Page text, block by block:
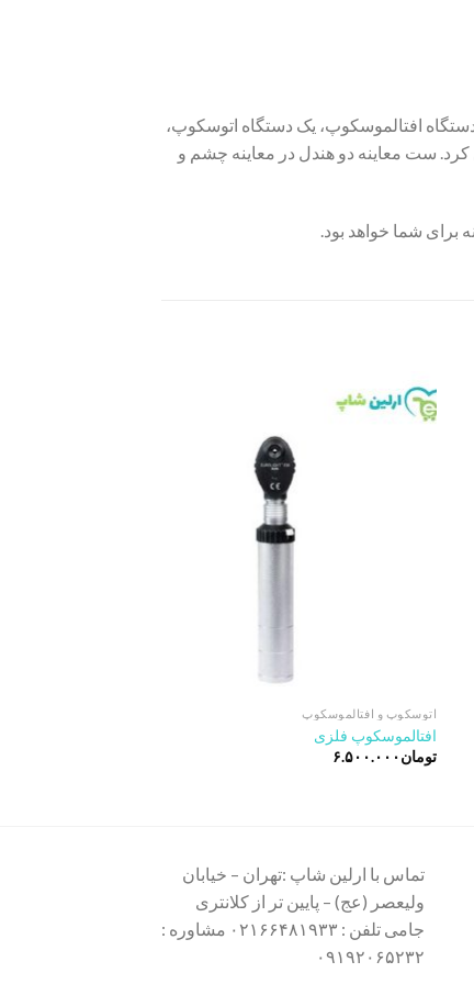
افتالموسکوپ، یک دستگاه اتوسکوپ،
ست معاینه دو هندل در معاینه چشم و
برای شما خواهد بود.
اتوسکوپ و افتالموسکوپ
افتالموسکوپ فلزی
تومان۶.۵۰۰.۰۰۰
تماس با ارلین شاپ :تهران – خیابان
ولیعصر (عج) – پایین تر از کلانتری
جامی تلفن : ۰۲۱۶۶۴۸۱۹۳۳ مشاوره :
۰۹۱۹۲۰۶۵۲۳۲